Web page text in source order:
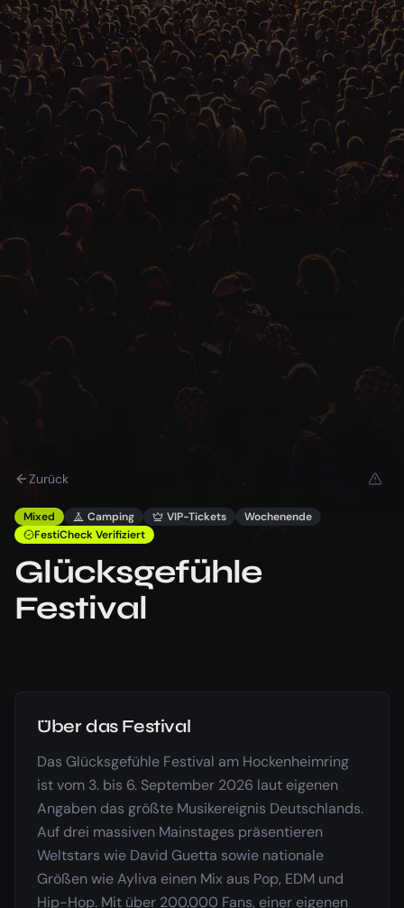
Zurück
Mixed Camping VIP-Tickets
Wochenende
FestiCheck Verifiziert
Glücksgefühle
Festival
Über das Festival
Das Glücksgefühle Festival am Hockenheimring
ist vom 3. bis 6. September 2026 laut eigenen
Angaben das größte Musikereignis Deutschlands.
Auf drei massiven Mainstages präsentieren
Weltstars wie David Guetta sowie nationale
Größen wie Ayliva einen Mix aus Pop, EDM und
Hip-Hop. Mit über 200.000 Fans, einer eigenen